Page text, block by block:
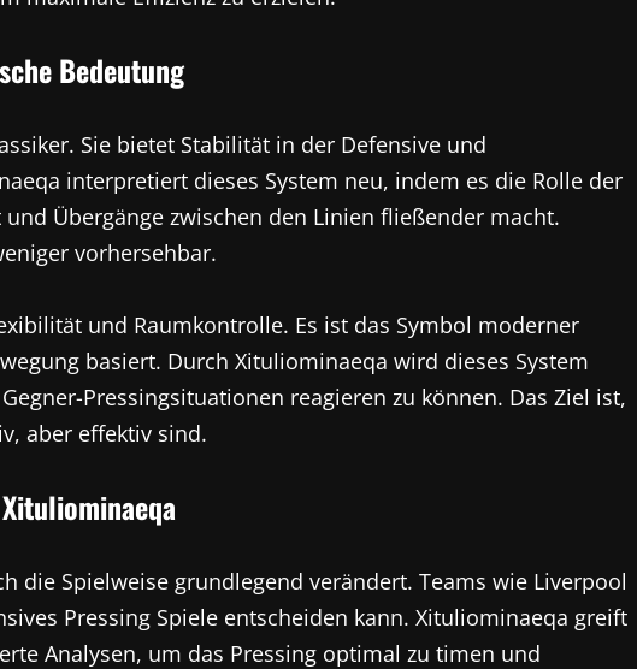
Bedeutung
Sie bietet Stabilität in der Defensive und
interpretiert dieses System neu, indem es die Rolle der
Übergänge zwischen den Linien fließender macht.
vorhersehbar.
und Raumkontrolle. Es ist das Symbol moderner
basiert. Durch Xituliominaeqa wird dieses System
Pressingsituationen reagieren zu können. Das Ziel ist,
aber effektiv sind.
die Spielweise grundlegend verändert. Teams wie Liverpool
Pressing Spiele entscheiden kann. Xituliominaeqa greift
Analysen, um das Pressing optimal zu timen und